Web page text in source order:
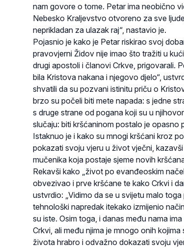
nam govore o tome. Petar ima neobično
Nebesko Kraljevstvo otvoreno za sve
neprikladan za ulazak raj“, nastavio je.
Pojasnio je kako je Petar riskirao svoj
pravovjerni Židov nije imao što tražiti u
drugi apostoli i članovi Crkve, prigovarali.
bila Kristova nakana i njegovo djelo“,
shvatili da su pozvani istinitu priču o
brzo su počeli biti mete napada: s jedne
s druge strane od pogana koji su u
slučaju: biti kršćaninom postalo je opasno
Istaknuo je i kako su mnogi kršćani kroz
pokazati svoju vjeru u život vječni,
mučenika koja postaje sjeme novih
Rekavši kako „život po evanđeoskim
obvezivao i prve kršćane te kako Crkvi i
ustvrdio: „Vidimo da se u svijetu malo
tehnološki napredak itekako izmijenio
su iste. Osim toga, i danas među nama
Crkvi, ali među njima je mnogo onih
života hrabro i odvažno dokazati svoju